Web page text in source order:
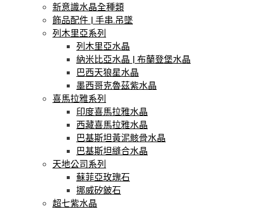
新意識水晶全種類
飾品配件 | 手串.吊墜
列木里亞系列
列木里亞水晶
納米比亞水晶 | 布蘭登堡水晶
巴西天狼星水晶
墨西哥克魯茲紫水晶
喜馬拉雅系列
印度喜馬拉雅水晶
西藏喜馬拉雅水晶
巴基斯坦黃泥骸骨水晶
巴基斯坦縫合水晶
天地公司系列
蘇菲亞玫瑰石
挪威矽鈹石
超七紫水晶